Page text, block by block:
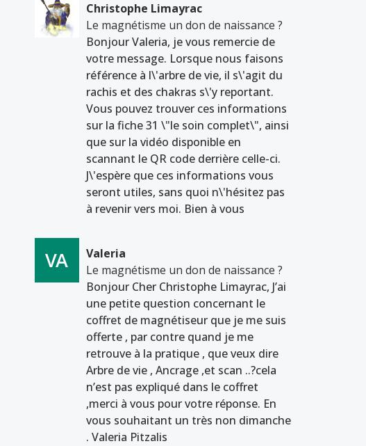
Christophe Limayrac
Le magnétisme un don de naissance ?
Bonjour Valeria, je vous remercie de
votre message. Lorsque nous faisons
référence à l\'arbre de vie, il s\'agit du
rachis et des chakras s\'y reportant.
Vous pouvez trouver ces informations
sur la fiche 31 \"le soin complet\", ainsi
que sur la vidéo disponible en
scannant le QR code derrière celle-ci.
J\'espère que ces informations vous
seront utiles, sans quoi n\'hésitez pas
à revenir vers moi. Bien à vous
Valeria
Le magnétisme un don de naissance ?
Bonjour Cher Christophe Limayrac, J’ai
une petite question concernant le
coffret de magnétiseur que je me suis
offerte , par contre quand je me
retrouve à la pratique , que veux dire
Arbre de vie , Ancrage ,et scan ..?cela
n’est pas expliqué dans le coffret
,merci à vous pour votre réponse. En
vous souhaitant un très non dimanche
. Valeria Pitzalis